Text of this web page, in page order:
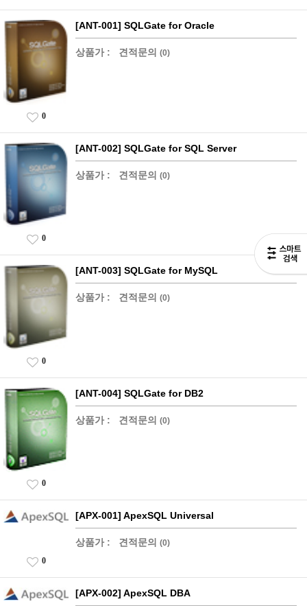
[ANT-001] SQLGate for Oracle
상품가 : 견적문의 (0)
0
[ANT-002] SQLGate for SQL Server
상품가 : 견적문의 (0)
0
[ANT-003] SQLGate for MySQL
상품가 : 견적문의 (0)
0
[ANT-004] SQLGate for DB2
상품가 : 견적문의 (0)
0
[APX-001] ApexSQL Universal
상품가 : 견적문의 (0)
0
[APX-002] ApexSQL DBA